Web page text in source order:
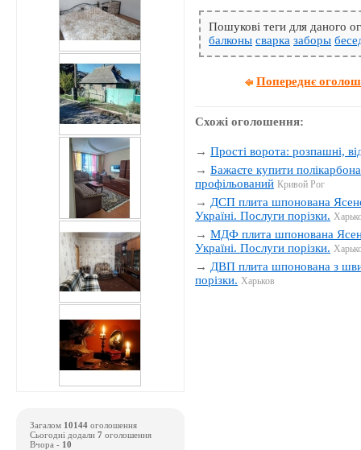
Пошукові теги для даного
балконы сварка заборы
Попереднє
Схожі оголошення:
→Прості ворота: розпашні,
→Бажаєте купити
профільований Кривой Рог
→ ДСП плита шпонована
Україні. Послуги порізки.
→МДФ плита шпонована
Україні. Послуги порізки.
→ ДВП плита шпонована з
порізки. Харьков
Загалом 10144 оголошення
Сьогодні додали 7 оголошення
Вчора - 10